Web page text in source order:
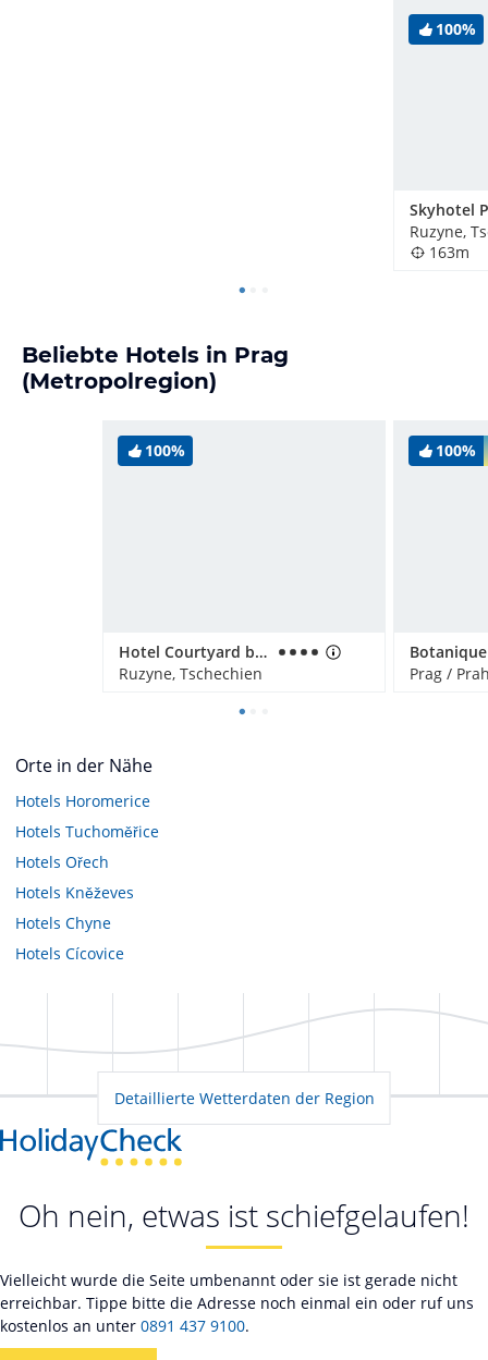
100%
Skyhotel
Ruzyne,
163m
Beliebte Hotels in Prag
(Metropolregion)
100%
Hotel Courtyard by Marriott Prague Airport
Ruzyne, Tschechien
100%
Prag /
Orte in der Nähe
Hotels Horomerice
Hotels Tuchoměřice
Hotels Ořech
Hotels Kněževes
Hotels Chyne
Hotels Cícovice
Detaillierte Wetterdaten der Region
Oh nein, etwas ist schiefgelaufen!
Vielleicht wurde die Seite umbenannt oder sie ist gerade nicht
erreichbar. Tippe bitte die Adresse noch einmal ein oder ruf uns
kostenlos an unter 0891 437 9100.